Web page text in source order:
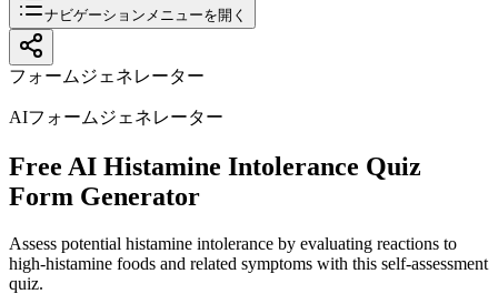
ナビゲーションメニューを開く
フォームジェネレーター
AIフォームジェネレーター
Free AI Histamine Intolerance Quiz
Form Generator
Assess potential histamine intolerance by evaluating reactions to
high-histamine foods and related symptoms with this self-assessment
quiz.